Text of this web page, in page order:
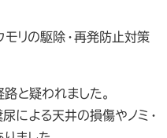
リの駆除・再発防止対策
と疑われました。
による天井の損傷やノミ・